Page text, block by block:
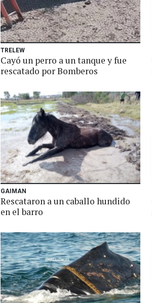
TRELEW
Cayó un perro a un tanque y fue
rescatado por Bomberos
GAIMAN
Rescataron a un caballo hundido
en el barro